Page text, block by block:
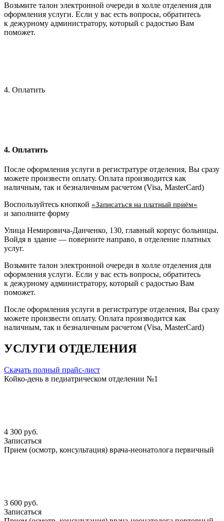
Возьмите талон электронной очереди в холле отделения для
оформления услуги. Если у вас есть вопросы, обратитесь
к дежурному администратору, который с радостью Вам
поможет.
4. Оплатить
4. Оплатить
После оформления услуги в регистратуре отделения, Вы сразу
можете произвести оплату. Оплата производится как
наличным, так и безналичным расчетом (Visa, MasterCard)
Воспользуйтесь кнопкой «Записаться на платный приём»
и заполните форму
Улица Немировича-Данченко, 130, главный корпус больницы.
Войдя в здание — поверните направо, в отделение платных
услуг.
Возьмите талон электронной очереди в холле отделения для
оформления услуги. Если у вас есть вопросы, обратитесь
к дежурному администратору, который с радостью Вам
поможет.
После оформления услуги в регистратуре отделения, Вы сразу
можете произвести оплату. Оплата производится как
наличным, так и безналичным расчетом (Visa, MasterCard)
УСЛУГИ ОТДЕЛЕНИЯ
Скачать полный прайс-лист
Койко-день в педиатрическом отделении №1
4 300 руб.
Записаться
Прием (осмотр, консультация) врача-неонатолога первичный
3 600 руб.
Записаться